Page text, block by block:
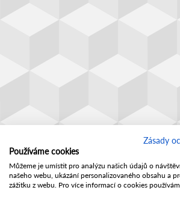
Zásady
Používáme cookies
Můžeme je umístit pro analýzu našich údajů o
našeho webu, ukázání personalizovaného obsahu a
zážitku z webu. Pro více informací o cookies